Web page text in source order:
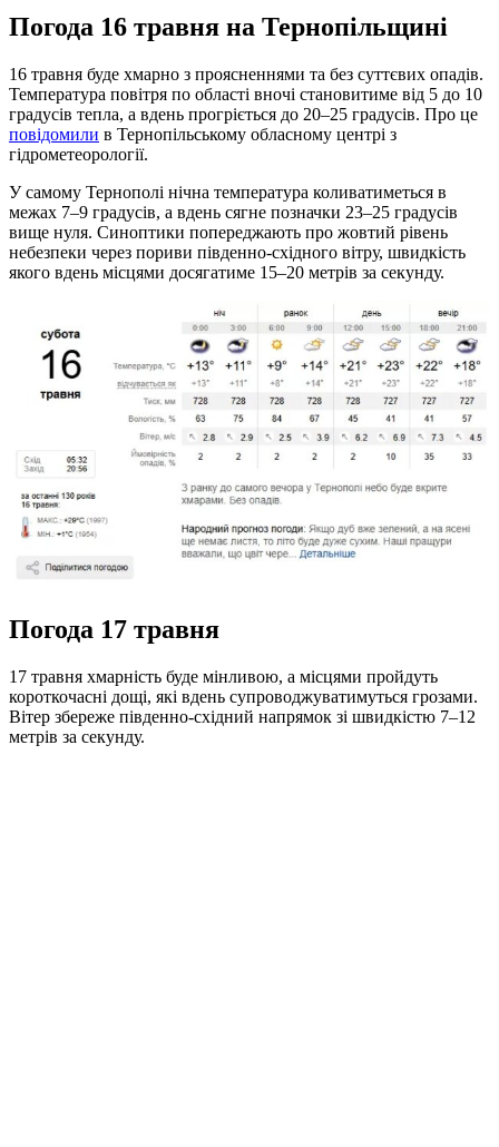
Погода 16 травня на Тернопільщині
16 травня буде хмарно з проясненнями та без суттєвих опадів.
Температура повітря по області вночі становитиме від 5 до 10
градусів тепла, а вдень прогріється до 20–25 градусів. Про це
повідомили в Тернопільському обласному центрі з
гідрометеорології.
У самому Тернополі нічна температура коливатиметься в
межах 7–9 градусів, а вдень сягне позначки 23–25 градусів
вище нуля. Синоптики попереджають про жовтий рівень
небезпеки через пориви південно-східного вітру, швидкість
якого вдень місцями досягатиме 15–20 метрів за секунду.
Погода 17 травня
17 травня хмарність буде мінливою, а місцями пройдуть
короткочасні дощі, які вдень супроводжуватимуться грозами.
Вітер збереже південно-східний напрямок зі швидкістю 7–12
метрів за секунду.